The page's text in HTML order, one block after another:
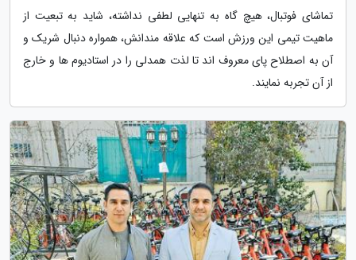
تماشای فوتبال، هیچ گاه به تنهایی لطفی نداشته، شاید به تبعیت از
ماهیت تیمی این ورزش است که علاقه مندانش، همواره دنبال شریک و
آن به اصطلاح پای معروف اند تا لذت همدلی را در استادیوم ها و خارج
از آن تجربه نمایند.